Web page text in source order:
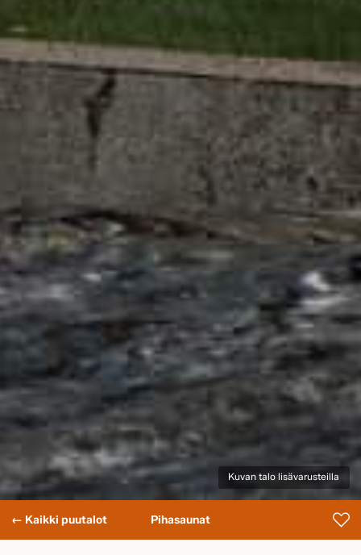
Kuvan talo lisävarusteilla
← Kaikki puutalot Pihasaunat